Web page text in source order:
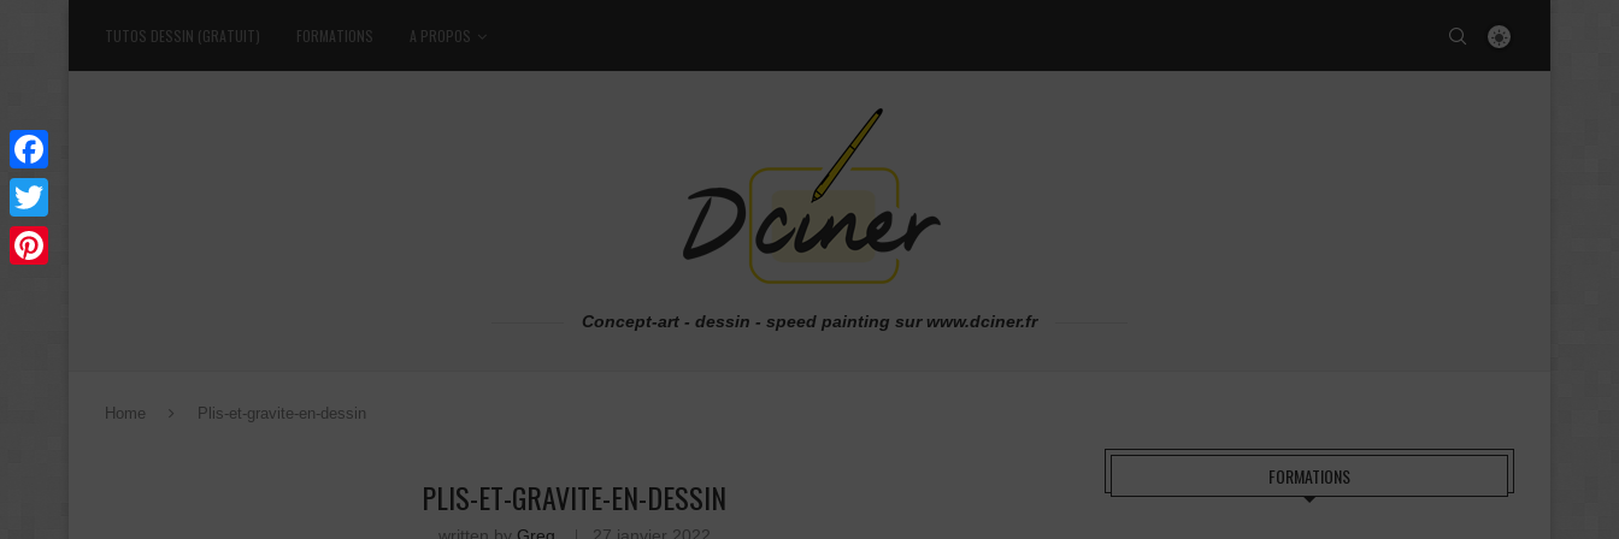
TUTOS DESSIN (GRATUIT) FORMATIONS A PROPOS
Concept-art - dessin - speed painting sur www.dciner.fr
Home Plis-et-gravite-en-dessin
PLIS-ET-GRAVITE-EN-DESSIN FORMATIONS
Facebook
Twitter